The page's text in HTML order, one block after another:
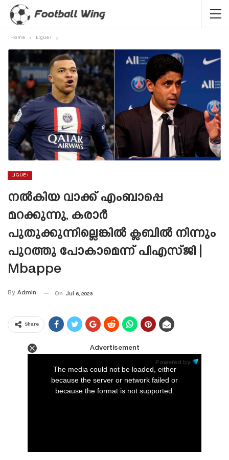
Home Ligue 1
LIGUE 1
നൽകിയ വാക്ക് എംബാപ്പെ
മറക്കുന്നു, കരാർ
പുതുക്കുന്നില്ലെങ്കിൽ ക്ലബിൽ നിന്നും
പുറത്തു പോകാമെന്ന് പിഎസ്‌ജി |
Mbappe
By Admin On Jul 6, 2023
Share
Advertisement
Powered by:
The media could not be loaded, either
because the server or network failed or
because the format is not supported.